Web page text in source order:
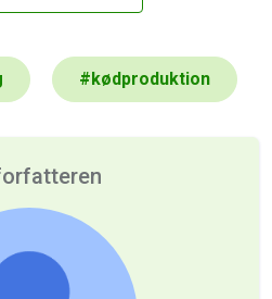
#kødproduktion